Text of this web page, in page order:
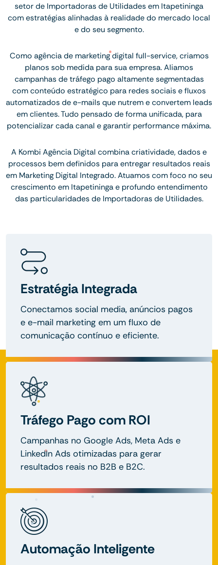
setor de Importadoras de Utilidades em Itapetininga
com estratégias alinhadas à realidade do mercado local
e do seu segmento.
Como agência de marketing digital full-service, criamos
planos sob medida para sua empresa. Aliamos
campanhas de tráfego pago altamente segmentadas
com conteúdo estratégico para redes sociais e fluxos
automatizados de e-mails que nutrem e convertem leads
em clientes. Tudo pensado de forma unificada, para
potencializar cada canal e garantir performance máxima.
A Kombi Agência Digital combina criatividade, dados e
processos bem definidos para entregar resultados reais
em Marketing Digital Integrado. Atuamos com foco no seu
crescimento em Itapetininga e profundo entendimento
das particularidades de Importadoras de Utilidades.
Estratégia Integrada
Conectamos social media, anúncios pagos
e e-mail marketing em um fluxo de
comunicação contínuo e eficiente.
Tráfego Pago com ROI
Campanhas no Google Ads, Meta Ads e
LinkedIn Ads otimizadas para gerar
resultados reais no B2B e B2C.
Automação Inteligente